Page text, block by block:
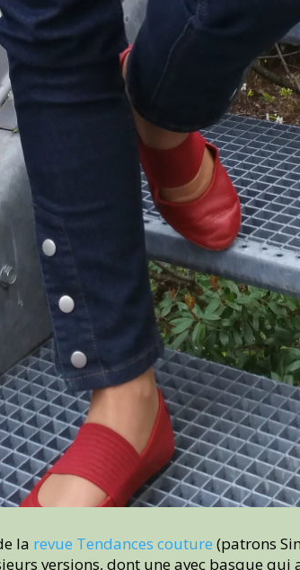
la revue Tendances couture (patrons
versions, dont une avec basque